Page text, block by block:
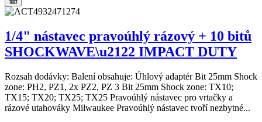
1/4" nástavec pravoúhlý rázový + 10 bitů
SHOCKWAVE\u2122 IMPACT DUTY
Rozsah dodávky: Balení obsahuje: Úhlový adaptér Bit 25mm Shock
zone: PH2, PZ1, 2x PZ2, PZ 3 Bit 25mm Shock zone: TX10;
TX15; TX20; TX25; TX25 Pravoúhlý nástavec pro vrtačky a
rázové utahováky Milwaukee Pravoúhlý nástavec tvoří nezbytné...